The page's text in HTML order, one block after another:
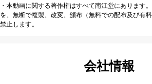
・本動画に関する著作権はすべて南江堂にあります
を、無断で複製、改変、頒布（無料での配布及び有
禁止します。
会社情報